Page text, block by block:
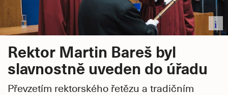
i
Rektor Martin Bareš byl
slavnostně uveden do úřadu
Převzetím rektorského řetězu a tradičním